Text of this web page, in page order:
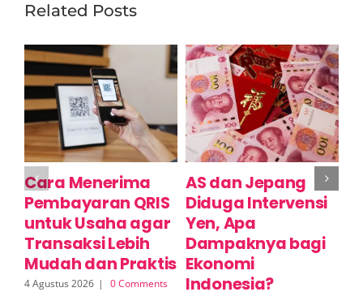
Related Posts
Cara Menerima
Pembayaran QRIS
untuk Usaha agar
Transaksi Lebih
Mudah dan Praktis
4 Agustus 2026 | 0 Comments
AS dan Jepang
Diduga Intervensi
Yen, Apa
Dampaknya bagi
Ekonomi
Indonesia?